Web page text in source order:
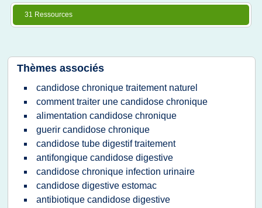
31 Ressources
Thèmes associés
candidose chronique traitement naturel
comment traiter une candidose chronique
alimentation candidose chronique
guerir candidose chronique
candidose tube digestif traitement
antifongique candidose digestive
candidose chronique infection urinaire
candidose digestive estomac
antibiotique candidose digestive